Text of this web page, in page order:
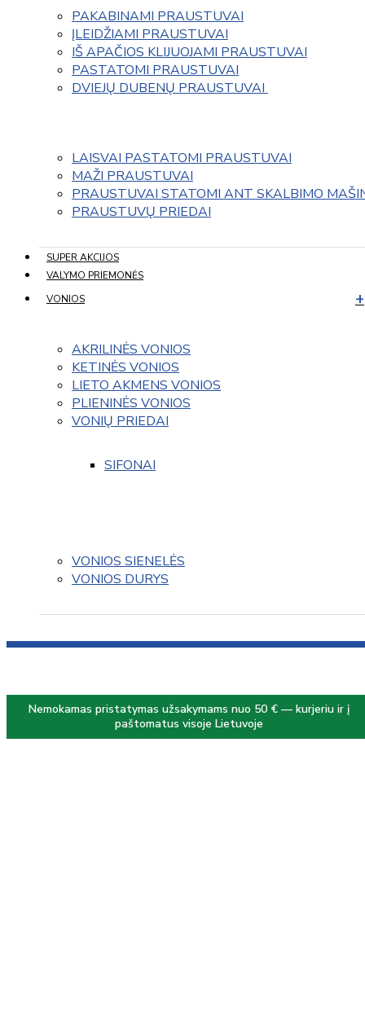
PAKABINAMI PRAUSTUVAI
ĮLEIDŽIAMI PRAUSTUVAI
IŠ APAČIOS KLIJUOJAMI PRAUSTUVAI
PASTATOMI PRAUSTUVAI
DVIEJŲ DUBENŲ PRAUSTUVAI
LAISVAI PASTATOMI PRAUSTUVAI
MAŽI PRAUSTUVAI
PRAUSTUVAI STATOMI ANT SKALBIMO
PRAUSTUVŲ PRIEDAI
SUPER AKCIJOS
VALYMO PRIEMONĖS
VONIOS
AKRILINĖS VONIOS
KETINĖS VONIOS
LIETO AKMENS VONIOS
PLIENINĖS VONIOS
VONIŲ PRIEDAI
SIFONAI
VONIOS SIENELĖS
VONIOS DURYS
Nemokamas pristatymas užsakymams nuo 50 € — kurjeriu ir į
paštomatus visoje Lietuvoje